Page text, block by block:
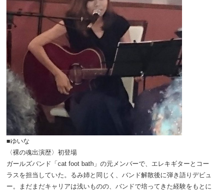
■ゆいな
〈裸の魂出演歴〉初登場
ガールズバンド「cat foot bath」の元メンバーで、エレキギターとコー
ラスを担当していた。るみ姉と同じく、バンド解散後に弾き語りデビュ
ー。まだまだキャリアは浅いものの、バンドで培ってきた経験をもとに